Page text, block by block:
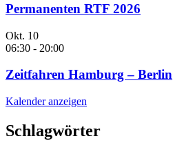
Permanenten RTF 2026
Okt. 10
06:30 - 20:00
Zeitfahren Hamburg – Berlin
Kalender anzeigen
Schlagwörter